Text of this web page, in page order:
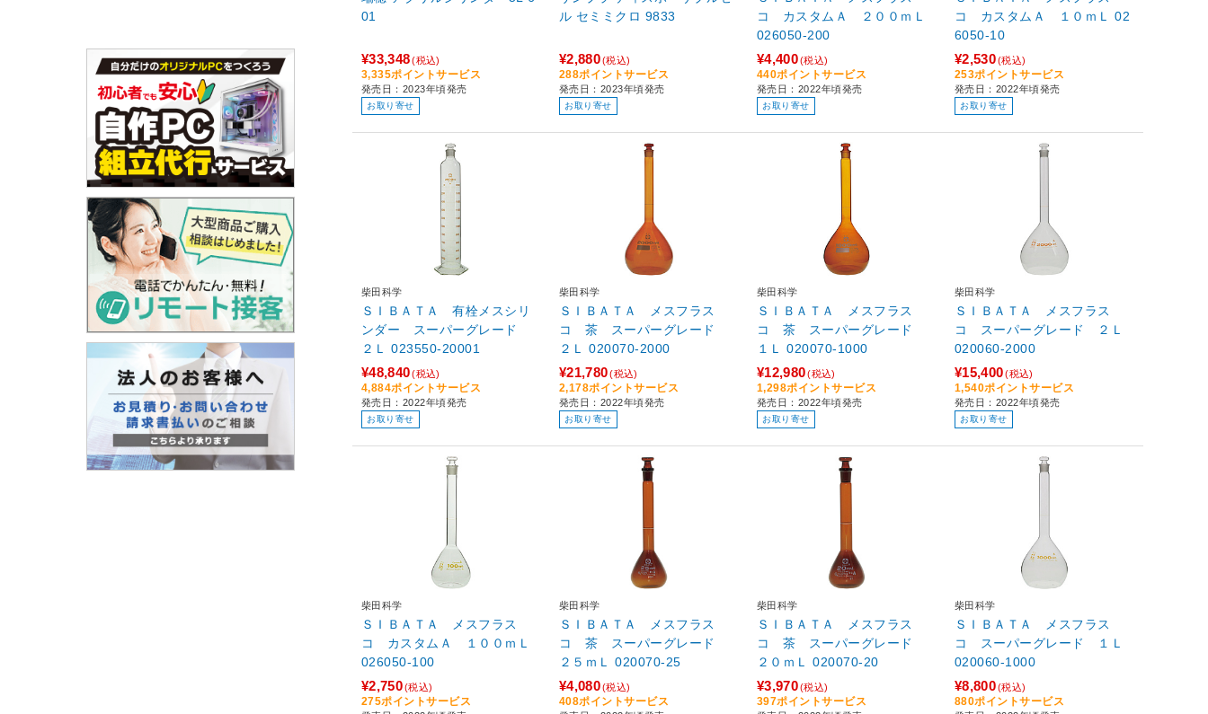
01
¥33,348(税込)
3,335ポイントサービス
発売日：2023年頃発売
お取り寄せ
ル セミミクロ 9833
¥2,880(税込)
288ポイントサービス
発売日：2023年頃発売
お取り寄せ
コ カスタムＡ ２００ｍＬ
026050-200
¥4,400(税込)
440ポイントサービス
発売日：2022年頃発売
お取り寄せ
コ カスタムＡ １０ｍＬ 02
6050-10
¥2,530(税込)
253ポイントサービス
発売日：2022年頃発売
お取り寄せ
柴田科学
ＳＩＢＡＴＡ 有栓メスシリ
ンダー スーパーグレード
２Ｌ 023550-20001
¥48,840(税込)
4,884ポイントサービス
発売日：2022年頃発売
お取り寄せ
柴田科学
ＳＩＢＡＴＡ メスフラス
コ 茶 スーパーグレード
２Ｌ 020070-2000
¥21,780(税込)
2,178ポイントサービス
発売日：2022年頃発売
お取り寄せ
柴田科学
ＳＩＢＡＴＡ メスフラス
コ 茶 スーパーグレード
１Ｌ 020070-1000
¥12,980(税込)
1,298ポイントサービス
発売日：2022年頃発売
お取り寄せ
柴田科学
ＳＩＢＡＴＡ メスフラス
コ スーパーグレード ２Ｌ
020060-2000
¥15,400(税込)
1,540ポイントサービス
発売日：2022年頃発売
お取り寄せ
柴田科学
ＳＩＢＡＴＡ メスフラス
コ カスタムＡ １００ｍＬ
026050-100
¥2,750(税込)
275ポイントサービス
柴田科学
ＳＩＢＡＴＡ メスフラス
コ 茶 スーパーグレード
２５ｍＬ 020070-25
¥4,080(税込)
408ポイントサービス
柴田科学
ＳＩＢＡＴＡ メスフラス
コ 茶 スーパーグレード
２０ｍＬ 020070-20
¥3,970(税込)
397ポイントサービス
柴田科学
ＳＩＢＡＴＡ メスフラス
コ スーパーグレード １Ｌ
020060-1000
¥8,800(税込)
880ポイントサービス